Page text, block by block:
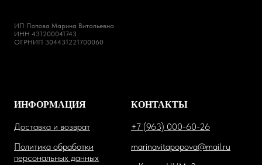
ИП Попова Марина Витальевна
ИНН 431200041743
ОГРНИП 304431221700060
ИНФОРМАЦИЯ
Доставка и возврат
Политика обработки
персональных данных
КОНТАКТЫ
+7 (963) 000-60-26
marinavitapopova@mail.ru